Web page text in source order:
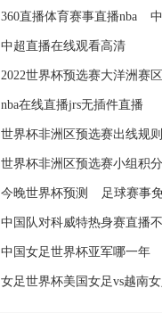
360直播体育赛事直播nba
中超直播在线观看高清
2022世界杯预选赛大洋洲赛
nba在线直播jrs无插件直播
世界杯非洲区预选赛出线规则
世界杯非洲区预选赛小组积分
今晚世界杯预测 足球赛事
中国队对科威特热身赛直播
中国女足世界杯亚军哪一年
女足世界杯美国女足vs越南女